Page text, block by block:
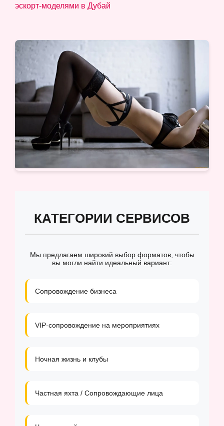
эскорт-моделями в Дубай
КАТЕГОРИИ СЕРВИСОВ
Мы предлагаем широкий выбор форматов, чтобы
вы могли найти идеальный вариант:
Сопровождение бизнеса
VIP-сопровождение на мероприятиях
Ночная жизнь и клубы
Частная яхта / Сопровождающие лица